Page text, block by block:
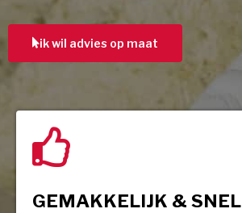
ik wil advies op maat
GEMAKKELIJK & SNEL